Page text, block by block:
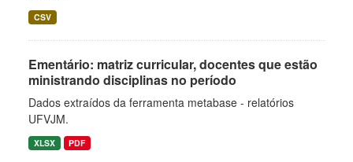
CSV
Ementário: matriz curricular, docentes que estão
ministrando disciplinas no período
Dados extraídos da ferramenta metabase - relatórios
UFVJM.
XLSX PDF